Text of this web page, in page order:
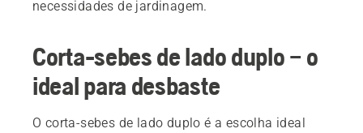
necessidades de jardinagem.
Corta-sebes de lado duplo – o
ideal para desbaste
O corta-sebes de lado duplo é a escolha ideal